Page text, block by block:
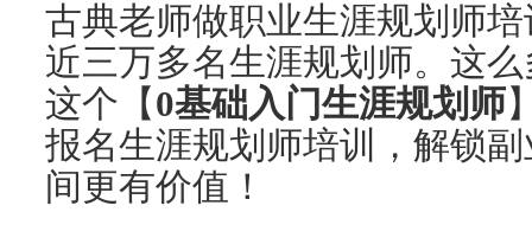
古典老师做职业生涯规划师
近三万多名生涯规划师。这
这个【 0基础入门生涯规划师
报名生涯规划师培训，解锁
间更有价值！